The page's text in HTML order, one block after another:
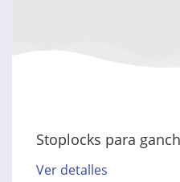
Stoplocks para
Ver detalles